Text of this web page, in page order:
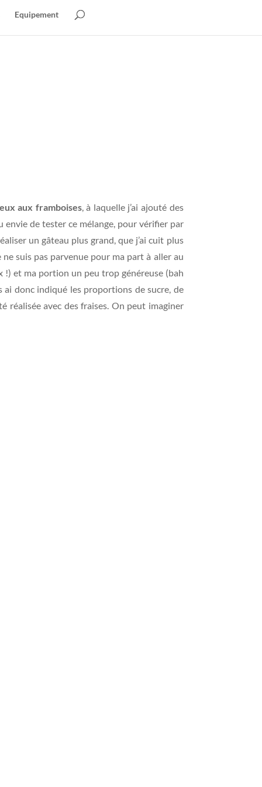
Equipement
aux framboises, à laquelle j’ai ajouté des
envie de tester ce mélange, pour vérifier par
un gâteau plus grand, que j’ai cuit plus
suis pas parvenue pour ma part à aller au
!) et ma portion un peu trop généreuse (bah
donc indiqué les proportions de sucre, de
réalisée avec des fraises. On peut imaginer